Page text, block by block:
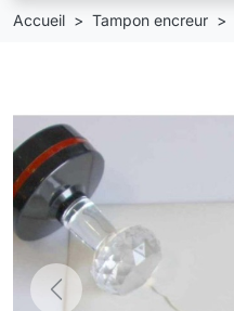
Accueil Tampon encreur
Previous